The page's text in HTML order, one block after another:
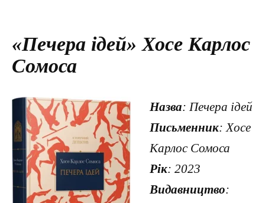
«Печера ідей» Хосе Карлос
Сомоса
Назва: Печера ідей
Письменник: Хосе
Карлос Сомоса
Рік: 2023
Видавництво: